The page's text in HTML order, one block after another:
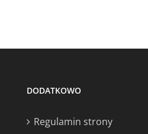
DODATKOWO
Regulamin strony